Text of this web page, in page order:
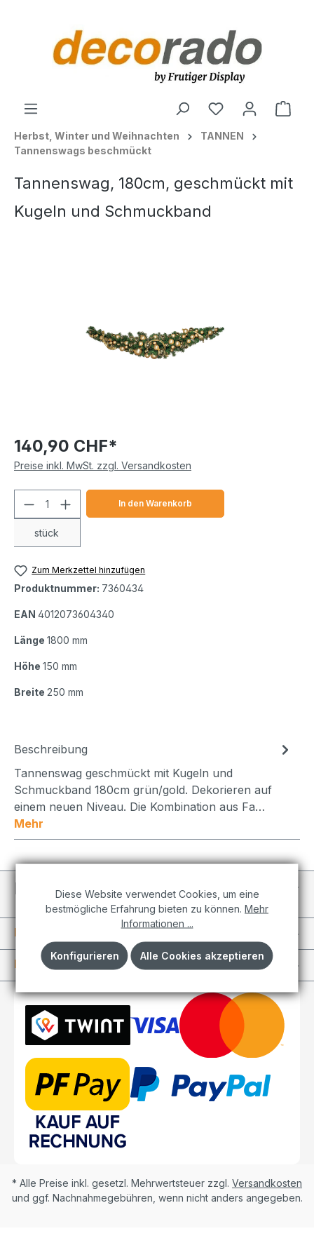
Herbst, Winter und Weihnachten
TANNEN
Tannenswags beschmückt
Tannenswag, 180cm, geschmückt mit
Kugeln und Schmuckband
140,90 CHF*
Preise inkl. MwSt. zzgl. Versandkosten
Produkt Anzahl: Gib den
stück
In den Warenkorb
Zum Merkzettel hinzufügen
Produktnummer: 7360434
EAN 4012073604340
Länge 1800 mm
Höhe 150 mm
Breite 250 mm
Beschreibung
Tannenswag geschmückt mit Kugeln und
Schmuckband 180cm grün/gold. Dekorieren auf
einem neuen Niveau. Die Kombination aus Fa…
Mehr
Individuelle Projekte
Informationen
Kundenkonto
* Alle Preise inkl. gesetzl. Mehrwertsteuer zzgl. Versandkosten
und ggf. Nachnahmegebühren, wenn nicht anders angegeben.
Diese Website verwendet Cookies, um eine
bestmögliche Erfahrung bieten zu können. Mehr
Informationen ...
Konfigurieren Alle Cookies akzeptieren